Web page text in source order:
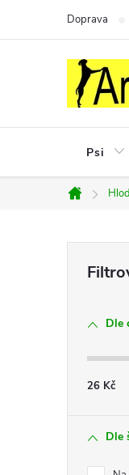
Doprava
Psi
Domů
Dle
26 Kč
Dle